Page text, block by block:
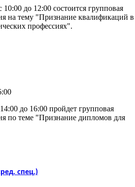
до 12:00 состоится групповая
на тему "Признание квалификаций в
профессиях".
до 16:00 пройдет групповая
по теме "Признание дипломов для
спец.)